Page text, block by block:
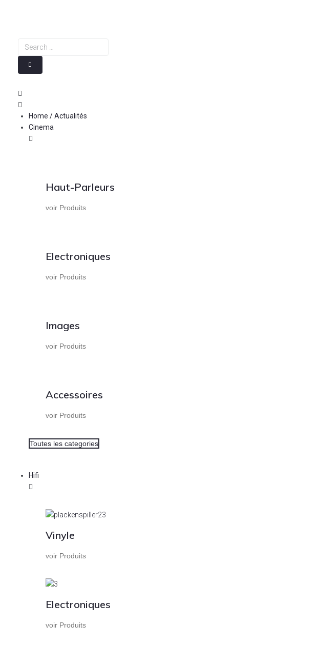
Search
…
Home / Actualités
Cinema
Haut-Parleurs
voir Produits
Electroniques
voir Produits
Images
voir Produits
Accessoires
voir Produits
Toutes les categories
Hifi
Vinyle
voir Produits
Electroniques
voir Produits